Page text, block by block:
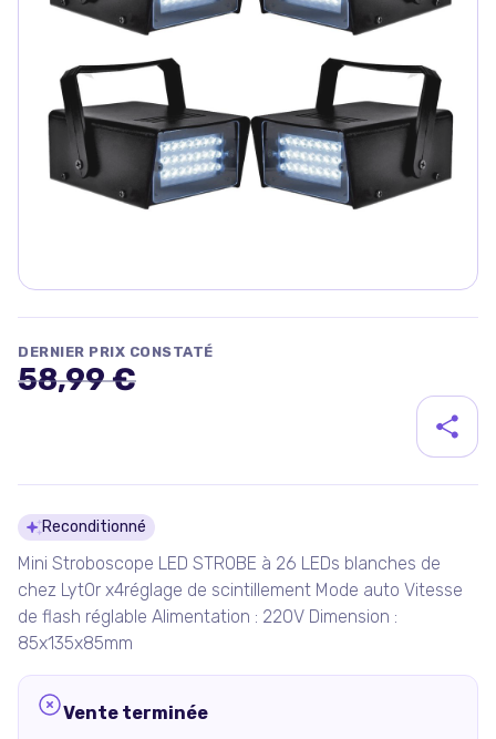
DERNIER PRIX CONSTATÉ
58,99 €
Détails du produit
Reconditionné
Mini Stroboscope LED STROBE à 26 LEDs blanches de
chez LytOr x4réglage de scintillement Mode auto Vitesse
de flash réglable Alimentation : 220V Dimension :
85x135x85mm
Vente terminée